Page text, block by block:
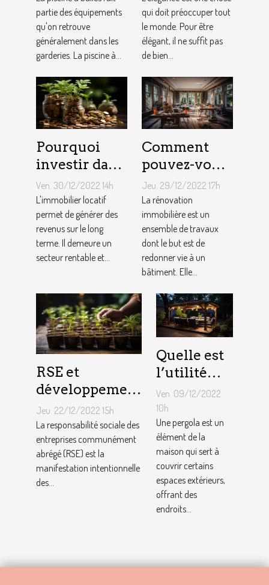
bébé ?
partie des équipements
qu'on retrouve
généralement dans les
garderies. La piscine à...
qui doit préoccuper tout
le monde. Pour être
élégant, il ne suffit pas
de bien...
Pourquoi
investir dans
l'immobilier
?
Ven. 30/12/2022 14h
L'immobilier locatif
permet de générer des
revenus sur le long
terme. Il demeure un
secteur rentable et...
Comment
pouvez-vous
faire une
rénovation
immobilière
?
Jeu. 29/12/2022 17h
La rénovation
immobilière est un
ensemble de travaux
dont le but est de
redonner vie à un
bâtiment. Elle...
RSE et
développement
durable :
Comment
décrocher vite
un emploi avec
ce profil ?
Jeu. 22/12/2022 15h
La responsabilité sociale des
entreprises communément
abrégé (RSE) est la
manifestation intentionnelle
des...
Quelle est
l’utilité
d’une
pergola ?
Ven. 09/12/2022
10h
Une pergola est un
élément de la
maison qui sert à
couvrir certains
espaces extérieurs,
offrant des
endroits...